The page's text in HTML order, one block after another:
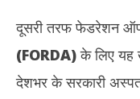
दूसरी तरफ फेडरेशन ऑफ
(FORDA)के लिए यह
देशभर के सरकारी